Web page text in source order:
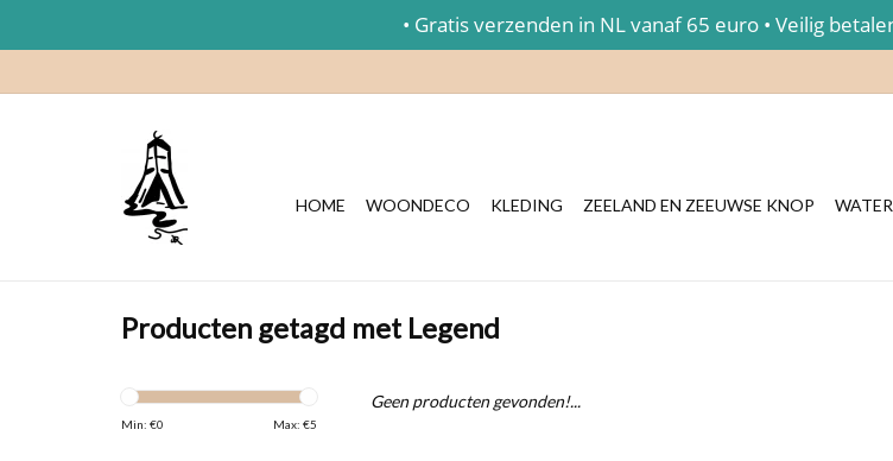
HOME WOONDECO KLEDING ZEELAND EN ZEEUWSE KNOP
Producten getagd met Legend
Min: €0 Max: €5
Geen producten gevonden!...
• Gratis verzenden in NL vanaf 65 euro • Veilig